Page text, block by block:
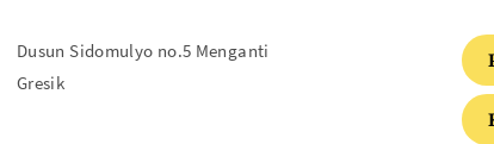
Dusun Sidomulyo no.5 Menganti
Gresik